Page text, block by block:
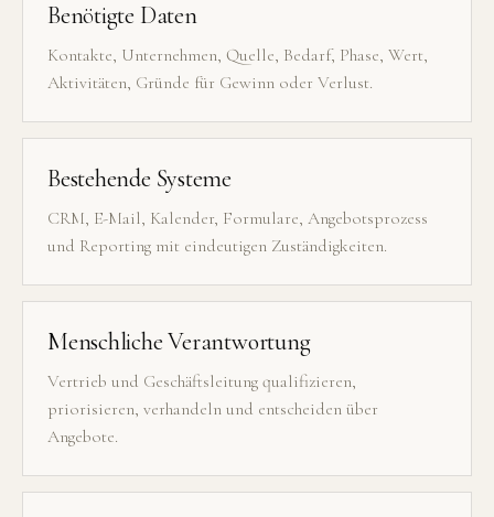
Benötigte Daten
Kontakte, Unternehmen, Quelle, Bedarf, Phase, Wert,
Aktivitäten, Gründe für Gewinn oder Verlust.
Bestehende Systeme
CRM, E-Mail, Kalender, Formulare, Angebotsprozess
und Reporting mit eindeutigen Zuständigkeiten.
Menschliche Verantwortung
Vertrieb und Geschäftsleitung qualifizieren,
priorisieren, verhandeln und entscheiden über
Angebote.